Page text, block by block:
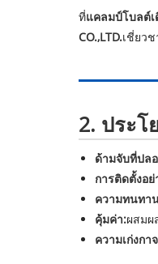
ที่แคลมป์โบลต์เ
CO.,LTD.เชี่ยว
2. ประ
ด้ามจับที่ปล
การติดตั้งอย่
ความทนทา
คุ้มค่า:ผสมผ
ความเก่งกา